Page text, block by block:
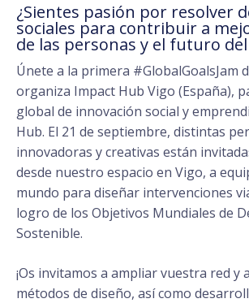
¿Sientes pasión por resolver
sociales para contribuir a
de las personas y el futuro
Únete a la primera #GlobalGoalsJam
organiza Impact Hub Vigo (España),
global de innovación social y
Hub. El 21 de septiembre, distintas
innovadoras y creativas están
desde nuestro espacio en Vigo, a
mundo para diseñar intervenciones
logro de los Objetivos Mundiales de
Sostenible.
¡Os invitamos a ampliar vuestra red y
métodos de diseño, así como